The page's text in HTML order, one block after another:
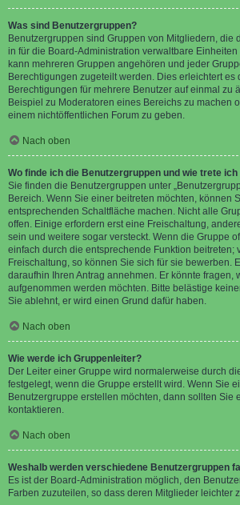
Was sind Benutzergruppen?
Benutzergruppen sind Gruppen von Mitgliedern, die
in für die Board-Administration verwaltbare Einheiten
kann mehreren Gruppen angehören und jeder
Berechtigungen zugeteilt werden. Dies erleichtert es
Berechtigungen für mehrere Benutzer auf einmal zu
Beispiel zu Moderatoren eines Bereichs zu machen
einem nichtöffentlichen Forum zu geben.
Nach oben
Wo finde ich die Benutzergruppen und wie trete ich
Sie finden die Benutzergruppen unter
Bereich. Wenn Sie einer beitreten möchten, können
entsprechenden Schaltfläche machen. Nicht alle
offen. Einige erfordern erst eine Freischaltung,
sein und weitere sogar versteckt. Wenn die Gruppe
einfach durch die entsprechende Funktion beitreten;
Freischaltung, so können Sie sich für sie bewerben.
daraufhin Ihren Antrag annehmen. Er könnte fragen,
aufgenommen werden möchten. Bitte belästige
Sie ablehnt, er wird einen Grund dafür haben.
Nach oben
Wie werde ich Gruppenleiter?
Der Leiter einer Gruppe wird normalerweise durch
festgelegt, wenn die Gruppe erstellt wird. Wenn Sie
Benutzergruppe erstellen möchten, dann sollten Sie
kontaktieren.
Nach oben
Weshalb werden verschiedene Benutzergruppen
Es ist der Board-Administration möglich, den
Farben zuzuteilen, so dass deren Mitglieder leichter